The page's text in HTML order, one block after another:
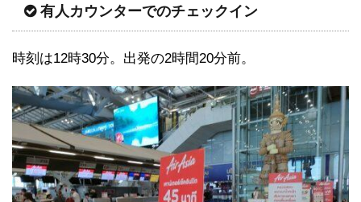
有人カウンターでのチェックイン
時刻は12時30分。出発の2時間20分前。